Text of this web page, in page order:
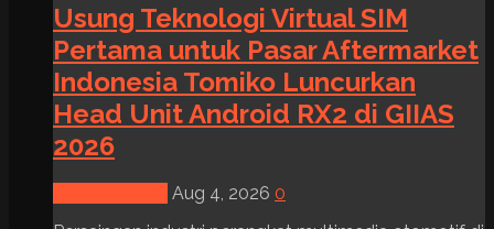
Usung Teknologi Virtual SIM
Pertama untuk Pasar Aftermarket
Indonesia Tomiko Luncurkan
Head Unit Android RX2 di GIIAS
2026
Aug 4, 2026 0